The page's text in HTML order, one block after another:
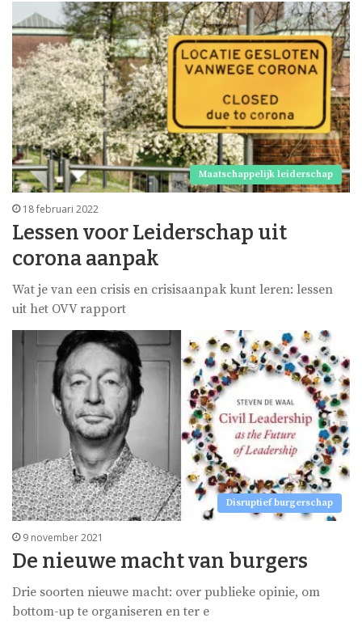
Maatschappelijk leiderschap
18 februari 2022
Lessen voor Leiderschap uit
corona aanpak
Wat je van een crisis en crisisaanpak kunt leren: lessen
uit het OVV rapport
Disruptief burgerschap
9 november 2021
De nieuwe macht van burgers
Drie soorten nieuwe macht: over publieke opinie, om
bottom-up te organiseren en ter e